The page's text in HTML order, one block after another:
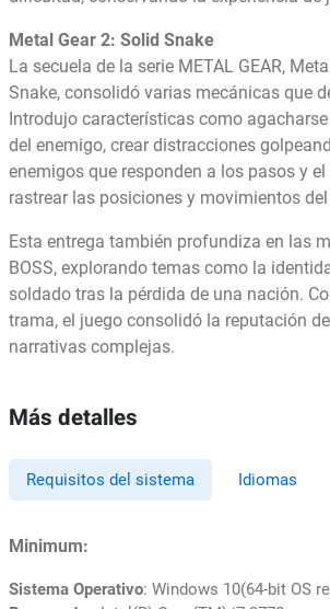
Metal Gear 2: Solid Snake
La secuela de la serie METAL GEAR,
Snake, consolidó varias mecánicas que
Introdujo características como
del enemigo, crear distracciones
enemigos que responden a los pasos y
rastrear las posiciones y movimientos
Esta entrega también profundiza en las
BOSS, explorando temas como la
soldado tras la pérdida de una nación.
trama, el juego consolidó la reputación
narrativas complejas.
Más detalles
Requisitos del sistema Idiomas
Minimum:
Sistema Operativo: Windows 10(64-bit OS